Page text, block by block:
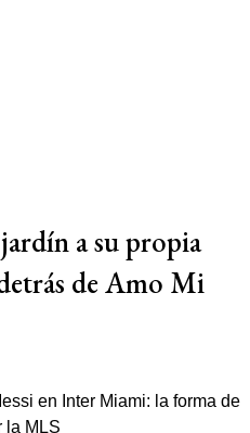
a su propia
de Amo Mi